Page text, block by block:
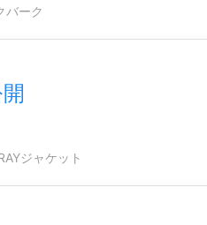
バーク
ジャケット